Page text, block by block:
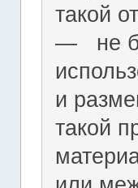
такой
― не
и
такой